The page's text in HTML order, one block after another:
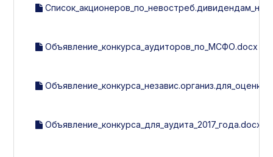
Объявление_конкурса_аудиторов_по_МСФО.docx
Объявление_конкурса_для_аудита_2017_года.docx